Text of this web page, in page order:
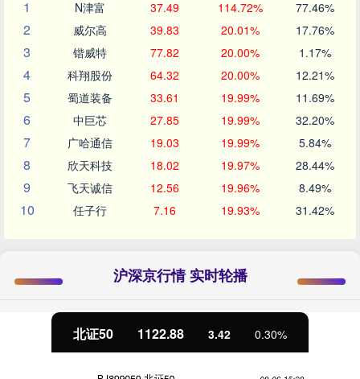
1
N津富 37.49 114.72% 77.46%
2 威尔高 39.83 20.01% 17.76%
3 锴威特 77.82 20.00% 1.17%
4 科翔股份 64.32 20.00% 12.21%
5 蜀道装备 33.61 19.99% 11.69%
6 中巨芯 27.85 19.99% 32.20%
7 广哈通信 19.03 19.99% 5.84%
8 欣天科技 18.02 19.97% 28.44%
9 飞天诚信 12.56 19.96% 8.49%
10 任子行 7.16 19.93% 31.42%
沪深京行情 实时轮播
北证50 1122.88 3.42 0.30%